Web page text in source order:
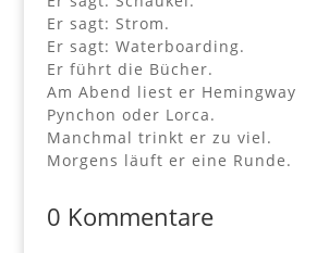
Er sagt: Strom.
Er sagt: Waterboarding.
Er führt die Bücher.
Am Abend liest er Hemingway
Pynchon oder Lorca.
Manchmal trinkt er zu viel.
Morgens läuft er eine Runde.
0 Kommentare